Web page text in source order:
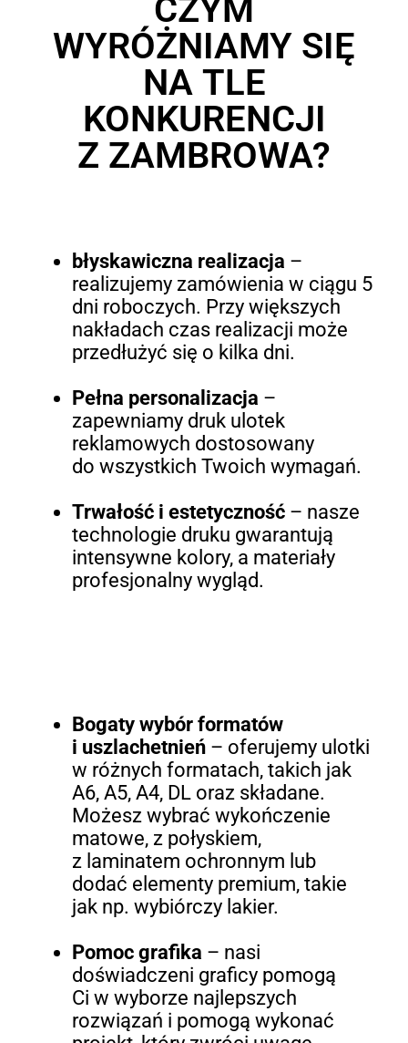
CZYM
WYRÓŻNIAMY SIĘ
NA TLE
KONKURENCJI
Z ZAMBROWA?
błyskawiczna realizacja –
realizujemy zamówienia w ciągu 5
dni roboczych. Przy większych
nakładach czas realizacji może
przedłużyć się o kilka dni.
Pełna personalizacja –
zapewniamy druk ulotek
reklamowych dostosowany
do wszystkich Twoich wymagań.
Trwałość i estetyczność – nasze
technologie druku gwarantują
intensywne kolory, a materiały
profesjonalny wygląd.
Bogaty wybór formatów
i uszlachetnień– oferujemy ulotki
w różnych formatach, takich jak
A6, A5, A4, DL oraz składane.
Możesz wybrać wykończenie
matowe, z połyskiem,
z laminatem ochronnym lub
dodać elementy premium, takie
jak np. wybiórczy lakier.
Pomoc grafika – nasi
doświadczeni graficy pomogą
Ci w wyborze najlepszych
rozwiązań i pomogą wykonać